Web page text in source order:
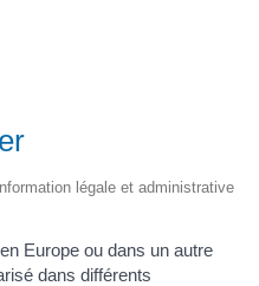
légale et administrative
Europe ou dans un autre
dans différents